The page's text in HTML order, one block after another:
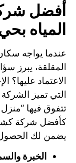
أفضل
المياه
عندما يواجه
المقلقة، يبرز
الاعتماد عليها؟
التي تميز
تتفوق فيها “منزل
كأفضل شركة
يضمن لك الحصول
الخبرة